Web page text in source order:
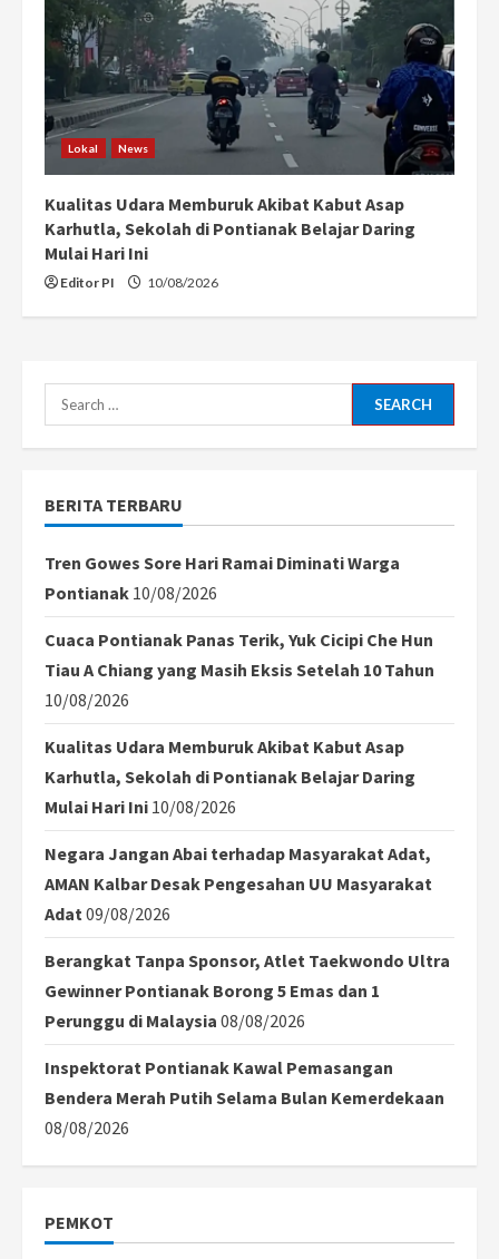
Lokal News
Kualitas Udara Memburuk Akibat Kabut Asap
Karhutla, Sekolah di Pontianak Belajar Daring
Mulai Hari Ini
Editor PI 10/08/2026
Search
for:
BERITA TERBARU
Tren Gowes Sore Hari Ramai Diminati Warga
Pontianak 10/08/2026
Cuaca Pontianak Panas Terik, Yuk Cicipi Che Hun
Tiau A Chiang yang Masih Eksis Setelah 10 Tahun
10/08/2026
Kualitas Udara Memburuk Akibat Kabut Asap
Karhutla, Sekolah di Pontianak Belajar Daring
Mulai Hari Ini 10/08/2026
Negara Jangan Abai terhadap Masyarakat Adat,
AMAN Kalbar Desak Pengesahan UU Masyarakat
Adat09/08/2026
Berangkat Tanpa Sponsor, Atlet Taekwondo Ultra
Gewinner Pontianak Borong 5 Emas dan 1
Perunggu di Malaysia 08/08/2026
Inspektorat Pontianak Kawal Pemasangan
Bendera Merah Putih Selama Bulan Kemerdekaan
08/08/2026
PEMKOT